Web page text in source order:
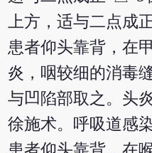
上方，适与二点成
患者仰头靠背，在
炎，咽较细的消毒
与凹陷部取之。头
徐施术。呼吸道感